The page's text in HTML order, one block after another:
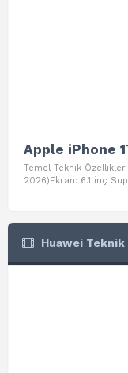
Apple iPhone
Temel Teknik
2026)Ekran: 6.1 inç
Huawei